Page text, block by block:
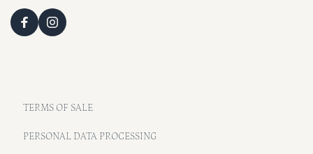
TERMS OF SALE
PERSONAL DATA PROCESSING